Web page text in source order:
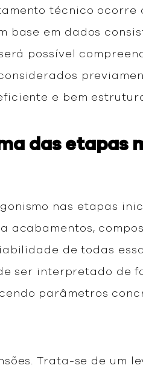
técnico ocorre
base em dados
possível
e bem
das etapas
nas etapas
de todas
ser interpretado de
parâmetros
Trata-se de um